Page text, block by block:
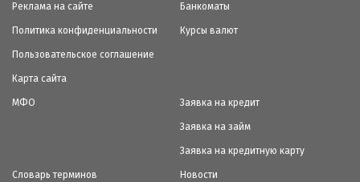
Реклама на сайте
Политика конфиденциальности
Пользовательское соглашение
Карта сайта
Банкоматы
Курсы валют
МФО Заявка на кредит
Заявка на займ
Заявка на кредитную карту
Словарь терминов Новости